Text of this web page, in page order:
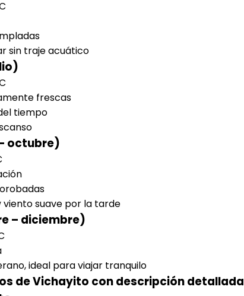
sin traje acuático
frescas
tiempo
octubre)
suave por la tarde
– diciembre)
ideal para viajar tranquilo
de Vichayito con descripción detallada